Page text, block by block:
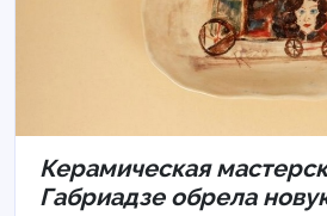
Керамическая
Габриадзе обрела